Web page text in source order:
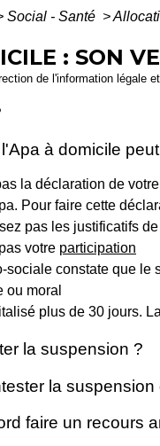
Social - Santé >
: SON
de l'information légale
à domicile
la déclaration de
Pour faire cette
pas les justificatifs
votre participation
sociale constate que le
ou moral
plus de 30 jours.
la suspension ?
la
faire un recours